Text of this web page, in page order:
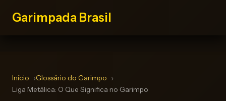
Garimpada Brasil
Início
Glossário do Garimpo
Liga Metálica: O Que Significa no Garimpo